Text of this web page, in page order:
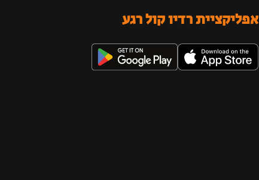
אפליקציית רדיו קול רגע